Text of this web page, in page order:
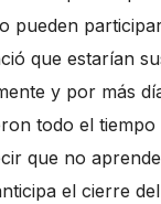
pueden
que estarían
y por más
todo el
que no
el cierre